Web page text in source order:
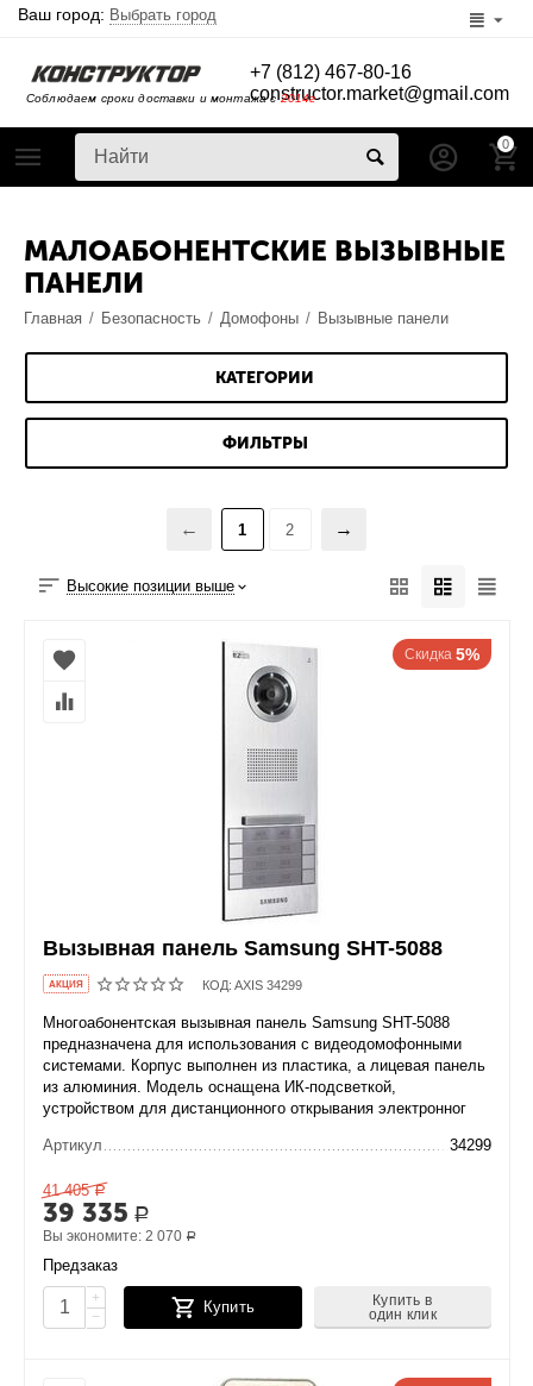
Ваш город: Выбрать город
Соблюдаем сроки доставки и монтажа с2014г
+7 (812) 467-80-16
constructor.market@gmail.com
0
МАЛОАБОНЕНТСКИЕ ВЫЗЫВНЫЕ
ПАНЕЛИ
Главная / Безопасность / Домофоны / Вызывные панели
КАТЕГОРИИ
ФИЛЬТРЫ
1 2
Высокие позиции выше
Скидка 5%
Вызывная панель Samsung SHT-5088
AКЦИЯ КОД: AXIS 34299
Многоабонентская вызывная панель Samsung SHT-5088
предназначена для использования с видеодомофонными
системами. Корпус выполнен из пластика, а лицевая панель
из алюминия. Модель оснащена ИК-подсветкой,
устройством для дистанционного открывания электронног
Артикул 34299
41 405 Р
39 335 Р
Вы экономите:2 070 Р
Предзаказ
+
−
Купить
Купить в
один клик